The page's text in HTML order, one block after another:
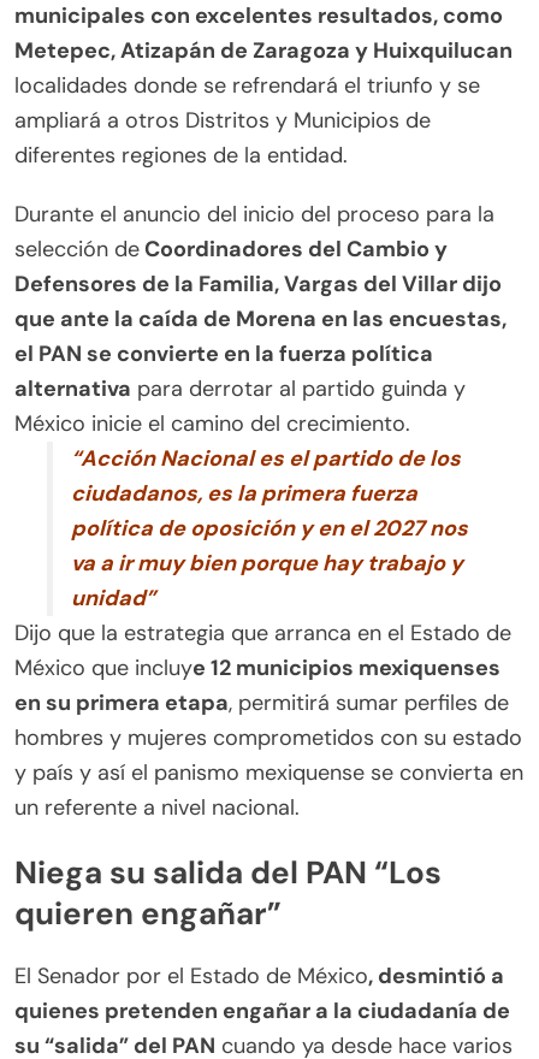
municipales con excelentes resultados, como
Metepec, Atizapán de Zaragoza y Huixquilucan
localidades donde se refrendará el triunfo y se
ampliará a otros Distritos y Municipios de
diferentes regiones de la entidad.
Durante el anuncio del inicio del proceso para la
selección deCoordinadores del Cambio y
Defensores de la Familia, Vargas del Villar dijo
que ante la caída de Morena en las encuestas,
el PAN se convierte en la fuerza política
alternativa para derrotar al partido guinda y
México inicie el camino del crecimiento.
“Acción Nacional es el partido de los
ciudadanos, es la primera fuerza
política de oposición y en el 2027 nos
va a ir muy bien porque hay trabajo y
unidad”
Dijo que la estrategia que arranca en el Estado de
México que incluye 12 municipios mexiquenses
en su primera etapa, permitirá sumar perfiles de
hombres y mujeres comprometidos con su estado
y país y así el panismo mexiquense se convierta en
un referente a nivel nacional.
Niega su salida del PAN “Los
quieren engañar”
El Senador por el Estado de México, desmintió a
quienes pretenden engañar a la ciudadanía de
su “salida” del PAN cuando ya desde hace varios